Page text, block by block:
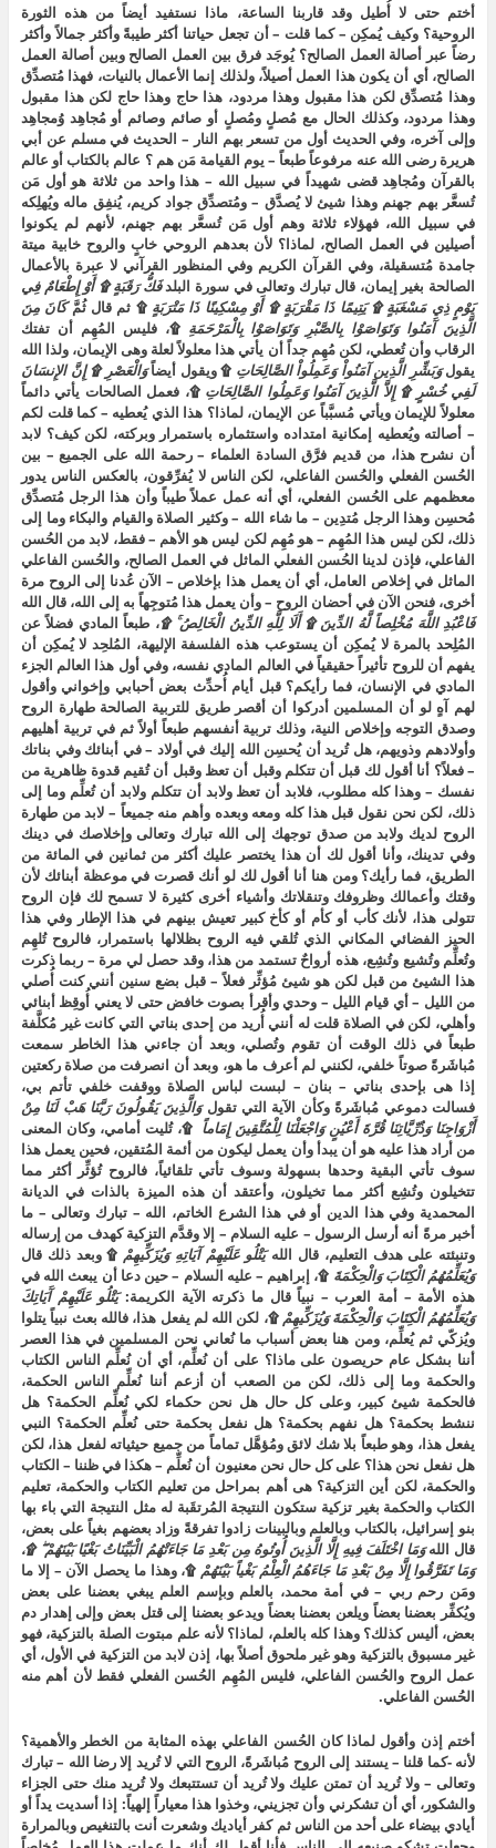
أختم حتى لا أُطيل وقد قاربنا الساعة، ماذا نستفيد أيضاً من هذه الثورة
الروحية؟ وكيف يُمكِن – كما قلت – أن تجعل حياتنا أكثر طيبةً وأكثر جمالاً وأكثر
رضاً عبر أصالة العمل الصالح؟ يُوجَد فرق بين العمل الصالح وبين أصالة العمل
الصالح، أي أن يكون هذا العمل أصيلاً، ولذلك إنما الأعمال بالنيات، فهذا مُتصدِّق
وهذا مُتصدِّق لكن هذا مقبول وهذا مردود، هذا حاج وهذا حاج لكن هذا مقبول
وهذا مردود، وكذلك الحال مع مُصلٍ ومُصلٍ أو صائم وصائم أو مُجاهِد وُمجاهِد
وإلى آخره، وفي الحديث أول من تسعر بهم النار – الحديث في مسلم عن أبي
هريرة رضى الله عنه مرفوعاً طبعاً – يوم القيامة مَن هم ؟ عالم بالكتاب أو عالم
بالقرآن ومُجاهِد قضى شهيداً في سبيل الله – هذا واحد من ثلاثة هو أول مَن
تُسعَّر بهم جهنم وهذا شيئ لا يُصدَّق – ومُتصدِّق جواد كريم، يُنفِق ماله ويُهلِكه
في سبيل الله، فهؤلاء ثلاثة وهم أول مَن تُسعَّر بهم جهنم، لأنهم لم يكونوا
أصيلين في العمل الصالح، لماذا؟ لأن بعدهم الروحي خابٍ والروح خابية ميتة
جامدة مُتسقيلة، وفي القرآن الكريم وفي المنظور القرآني لا عبرة بالأعمال
الصالحة بغير إيمان، قال تبارك وتعالى في سورة البلدفَكُّ رَقَبَةٍ ۩ أَوْ إِطْعَامٌ فِي
يَوْمٍ ذِي مَسْغَبَةٍ ۩ يَتِيمًا ذَا مَقْرَبَةٍ ۩ أَوْ مِسْكِينًا ذَا مَتْرَبَةٍ ۩ ثم قال ثُمَّكَانَ مِنَ
الَّذِينَ آَمَنُوا وَتَوَاصَوْا بِالصَّبْرِ وَتَوَاصَوْا بِالْمَرْحَمَةِ ۩، فليس المُهِم أن تفتك
الرقاب وأن تُعطي، لكن مُهِم جداً أن يأتي هذا معلولاً لعلة وهى الإيمان، ولذا الله
يقولوَبَشِّرِ الَّذِينآمَنُواْ وَعَمِلُواْ الصَّالِحَاتِ ۩ ويقول أيضاًوَالْعَصْرِ ۩ إِنَّ الإِنسَانَ
لَفِي خُسْرٍ ۩ إِلاَّ الَّذِينَ آمَنُوا وَعَمِلُوا الصَّالِحَاتِ ۩، فعمل الصالحات يأتي دائماً
معلولاً للإيمان ويأتي مُسبَّباً عن الإيمان، لماذا؟ هذا الذي يُعطيه – كما قلت لكم
– أصالته ويُعطيه إمكانية امتداده واستثماره باستمرار وبركته، لكن كيف؟ لابد
أن نشرح هذا، من قديم فرَّق السادة العلماء – رحمة الله على الجميع – بين
الحُسن الفعلي والحُسن الفاعلي، لكن الناس لا يُفرِّقون، بالعكس الناس يدور
معظمهم على الحُسن الفعلي، أي أنه عمل عملاً طيباً وأن هذا الرجل مُتصدِّق
مُحسِن وهذا الرجل مُتدِين – ما شاء الله – وكثير الصلاة والقيام والبكاء وما إلى
ذلك، لكن ليس هذا المُهِم – هو مُهِم لكن ليس هو الأهم – فقط، لابد من الحُسن
الفاعلي، فإذن لدينا الحُسن الفعلي الماثل في العمل الصالح، والحُسن الفاعلي
الماثل في إخلاص العامل، أي أن يعمل هذا بإخلاص – الآن عُدنا إلى الروح مرة
أخرى، فنحن الآن في أحضان الروح – وأن يعمل هذا مُتوجِهاً به إلى الله، قال الله
فَاعْبُدِ اللَّهَ مُخْلِصاً لَّهُ الدِّينَ ۩ أَلَا لِلَّهِ الدِّينُ الْخَالِصُ ۩، طبعاً المادي فضلاً عن
المُلِحد بالمرة لا يُمكِن أن يستوعب هذه الفلسفة الإليهة، المُلحِد لا يُمكِن أن
يفهم أن للروح تأثيراً حقيقياً في العالم المادي نفسه، وفي أول هذا العالم الجزء
المادي في الإنسان، فما رأيكم؟ قبل أيام أُحدِّث بعض أحبابي وإخواني وأقول
لهم آهٍ لو أن المسلمين أدركوا أن أقصر طريق للتربية الصالحة طهارة الروح
وصدق التوجه وإخلاص النية، وذلك تربية أنفسهم طبعاً أولاً ثم في تربية أهليهم
وأولادهم وذويهم، هل تُريد أن يُحسِن الله إليك في أولاد – في أبنائك وفي بناتك
– فعلاً؟ أنا أقول لك قبل أن تتكلم وقبل أن تعظ وقبل أن تُقيم قدوة ظاهرية من
نفسك – وهذا كله مطلوب، فلابد أن تعظ ولابد أن تتكلم ولابد أن تُعلِّم وما إلى
ذلك، لكن نحن نقول قبل هذا كله ومعه وبعده وأهم منه جميعاً – لابد من طهارة
الروح لديك ولابد من صدق توجهك إلى الله تبارك وتعالى وإخلاصك في دينك
وفي تدينك، وأنا أقول لك أن هذا يختصر عليك أكثر من ثمانين في المائة من
الطريق، فما رأيك؟ ومن هنا أنا أقول لك لو أنك قصرت في موعظة أبنائك لأن
وقتك وأعمالك وظروفك وتنقلاتك وأشياء أخرى كثيرة لا تسمح لك فإن الروح
تتولى هذا، لأنك كأب أو كأم أو كأخ كبير تعيش بينهم في هذا الإطار وفي هذا
الحيز الفضائي المكاني الذي تُلقي فيه الروح بظلالها باستمرار، فالروح تُلهِم
وتُعلِّم وتُشيع وتُشِع، هذه أرواحٌ تستمد من هذا، وقد حصل لي مرة – ربما ذكرت
هذا الشيئ من قبل لكن هو شيئ مُؤثِّر فعلاً – قبل بضع سنين أنني كنت أُصلي
من الليل – أي قيام الليل – وحدي وأقرأ بصوت خافض حتى لا يعني أُوقِظ أبنائي
وأهلي، لكن في الصلاة قلت له أنني أُريد من إحدى بناتي التي كانت غير مُكلَّفة
طبعاً في ذلك الوقت أن تقوم وتُصلي، وبعد أن جاءني هذا الخاطر سمعت
مُباشَرةً صوتاً خلفي، لكنني لم أعرف ما هو، وبعد أن انصرفت من صلاة ركعتين
إذا هى بإحدى بناتي – بنان – لبست لباس الصلاة ووقفت خلفي تأتم بي،
فسالت دموعي مُباشَرةً وكأن الآية التي تقولوَالَّذِينَ يَقُولُونَ رَبَّنَا هَبْ لَنَا مِنْ
أَزْوَاجِنَا وَذُرِّيَّاتِنَا قُرَّةَ أَعْيُنٍ وَاجْعَلْنَا لِلْمُتَّقِينَ إِمَاماً ۩، تُليت أمامي، وكان المعنى
من أراد هذا عليه هو أن يبدأ وأن يعمل ليكون من أئمة المُتقين، فحين يعمل هذا
سوف تأتي البقية وحدها بسهولة وسوف تأتي تلقائياً، فالروح تُؤثِّر أكثر مما
تتخيلون وتُشِع أكثر مما تخيلون، وأعتقد أن هذه الميزة بالذات في الديانة
المحمدية وفي هذا الدين أو في هذا الشرع الخاتم، الله – تبارك وتعالى – ما
أخبر مرةً أنه أرسل الرسول – عليه السلام – إلا وقدَّم التزكية كهدف من إرساله
وتنبئته على هدف التعليم، قال اللهيَتْلُو عَلَيْهِمْ آيَاتِهِ وَيُزَكِّيهِمْ ۩ وبعد ذلك قال
وَيُعَلِّمُهُمُ الْكِتَابَ وَالْحِكْمَةَ ۩، إبراهيم – عليه السلام – حين دعا أن يبعث الله في
هذه الأمة – أمة العرب – نبياً قال ما ذكرته الآية الكريمة:يَتْلُو عَلَيْهِمْ آَيَاتِكَ
وَيُعَلِّمُهُمُ الْكِتَابَ وَالْحِكْمَةَ وَيُزَكِّيهِمْ ۩، لكن الله لم يفعل هذا، فالله بعث نبياً يتلوا
ويُزكّي ثم يُعلِّم، ومن هنا بعض أسباب ما نُعاني نحن المسلمين في هذا العصر
أننا بشكل عام حريصون على ماذا؟ على أن نُعلِّم، أي أن نُعلِّم الناس الكتاب
والحكمة وما إلى ذلك، لكن من الصعب أن أزعم أننا نُعلِّم الناس الحكمة،
فالحكمة شيئ كبير، وعلى كل حال هل نحن حكماء لكي نُعلِّم الحكمة؟ هل
ننشط بحكمة؟ هل نفهم بحكمة؟ هل نفعل بحكمة حتى نُعلِّم الحكمة؟ النبي
يفعل هذا، وهو طبعاً بلا شك لائق ومُؤهَّل تماماً من جميع حيثياته لفعل هذا، لكن
هل نفعل نحن هذا؟ على كل حال نحن معنيون أن نُعلِّم – هكذا في ظننا – الكتاب
والحكمة، لكن أين التزكية؟ هى أهم بمراحل من تعليم الكتاب والحكمة، تعليم
الكتاب والحكمة بغير تزكية ستكون النتيجة المُرتقَبة له مثل النتيجة التي باء بها
بنو إسرائيل، بالكتاب وبالعلم وبالبينات زادوا تفرقةً وزاد بعضهم بغياً على بعض،
قال اللهوَمَا اخْتَلَفَ فِيهِ إِلَّا الَّذِينَ أُوتُوهُ مِن بَعْدِ مَا جَاءَتْهُمُ الْبَيِّنَاتُ بَغْيًا بَيْنَهُمْ ۩،
وَمَا تَفَرَّقُوا إِلَّا مِنْ بَعْدِ مَا جَاءَهُمُ الْعِلْمُ بَغْياً بَيْنَهُمْ ۩، وهذا ما يحصل الآن – إلا ما
ومَن رحم ربي – في أمة محمد، بالعلم وبإسم العلم يبغي بعضنا على بعض
ويُكفِّر بعضنا بعضاً ويلعن بعضنا بعضاً ويدعو بعضنا إلى قتل بعض وإلى إهدار دم
بعض، أليس كذلك؟ وهذا كله بالعلم، لماذا؟ لأنه علم مبتوت الصلة بالتزكية، فهو
غير مسبوق بالتزكية وهو غير ملحوق أصلاً بها، إذن لابد من التزكية في الأول، أي
عمل الروح والحُسن الفاعلي، فليس المُهِم الحُسن الفعلي فقط لأن أهم منه
الحُسن الفاعلي.
أختم إذن وأقول لماذا كان الحُسن الفاعلي بهذه المثابة من الخطر والأهمية؟
لأنه -كما قلنا – يستند إلى الروح مُباشَرةً، الروح التي لا تُريد إلا رضا الله – تبارك
وتعالى – ولا تُريد أن تمتن عليك ولا تُريد أن تستتبعك ولا تُريد منك حتى الجزاء
والشكور، أي أن تشكرني وأن تجزيني، وخذوا هذا معياراً إلهياً: إذا أسديت يداً أو
أيادي بيضاء على أحد من الناس ثم كفر أياديك وشعرت أنت بالتنغيص وبالمرارة